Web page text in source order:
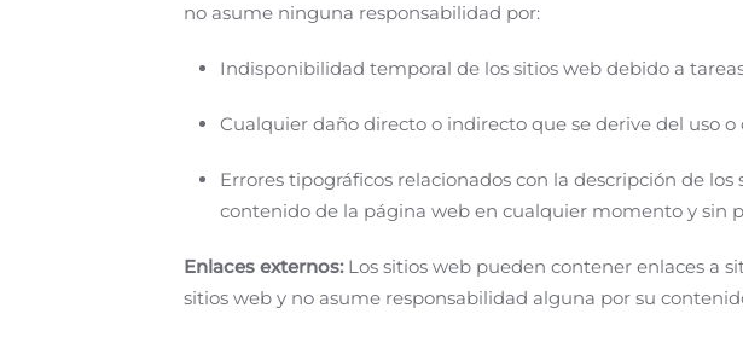
no asume ninguna responsabilidad por:
Indisponibilidad temporal de los sitios web debido a
Cualquier daño directo o indirecto que se derive del uso
Errores tipográficos relacionados con la descripción de
contenido de la página web en cualquier momento y sin
Enlaces externos:Los sitios web pueden contener enlaces a
sitios web y no asume responsabilidad alguna por su